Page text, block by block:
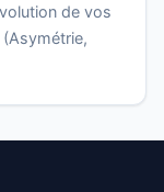
de vos